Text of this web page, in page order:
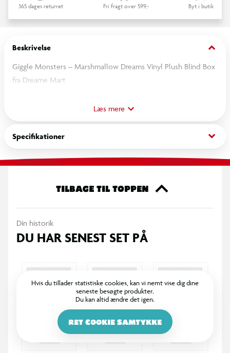
365 dages returret Fri fragt over 599,- Byt i butik
Beskrivelse keyboard_arrow_down
Giggle Monsters – Marshmallow Dreams Vinyl Plush Blind Box
fra Dreame Mart
Dyk ned i den søde og legende verden af Giggle Monsters
med Marshmallow Dreams Vinyl Plush Blind Box fra Dreame
Mart. Hver æske indeholder en tilfældig figur fra en samling af
nuttede designs – inklusive en sjælden hemmelig karakter.
De kærligt designede vinyl plush-figurer begejstrer med deres
af kawaii-produkter eller som en charmerende gave.
OBS! Varen er assorteret, og bestemt variant kan ikke
Læs mere
Specifikationer keyboard_arrow_down
TILBAGE TIL TOPPEN
Din historik
DU HAR SENEST SET PÅ
Hvis du tillader statistiske cookies, kan vi nemt vise dig dine
seneste besøgte produkter.
Du kan altid ændre det igen.
RET COOKIE SAMTYKKE